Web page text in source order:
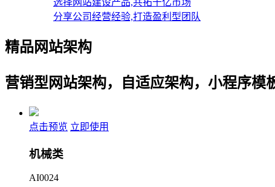
选择网站建设产品,共拓千亿市场
分享公司经营经验,打造盈利型团队
精品网站架构
营销型网站架构，自适应架构，小程序模
点击预览 立即使用
机械类
AI0024